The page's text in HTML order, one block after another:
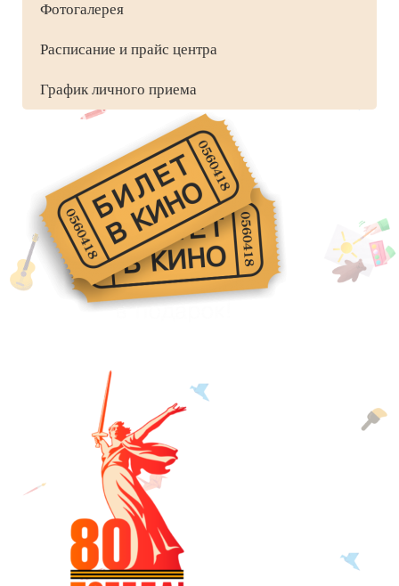
Фотогалерея
Расписание и прайс центра
График личного приема